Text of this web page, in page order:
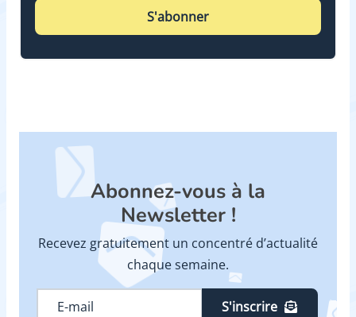
S'abonner
Abonnez-vous à la
Newsletter !
Recevez gratuitement un concentré d’actualité
chaque semaine.
S'inscrire